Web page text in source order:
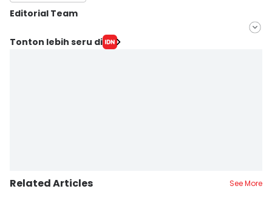
Editorial Team
Editor
Tonton lebih seru di
Related Articles See More